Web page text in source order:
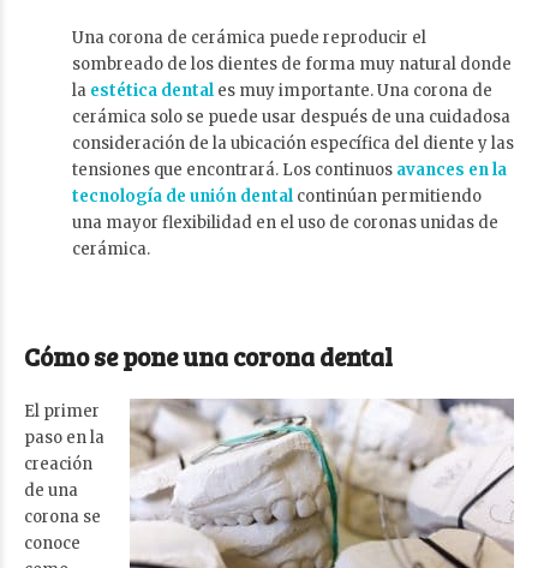
Una corona de cerámica puede reproducir el
sombreado de los dientes de forma muy natural donde
la estética dental es muy importante. Una corona de
cerámica solo se puede usar después de una cuidadosa
consideración de la ubicación específica del diente y las
tensiones que encontrará. Los continuos avances en la
tecnología de unión dental continúan permitiendo
una mayor flexibilidad en el uso de coronas unidas de
cerámica.
Cómo se pone una corona dental
El primer
paso en la
creación
de una
corona se
conoce